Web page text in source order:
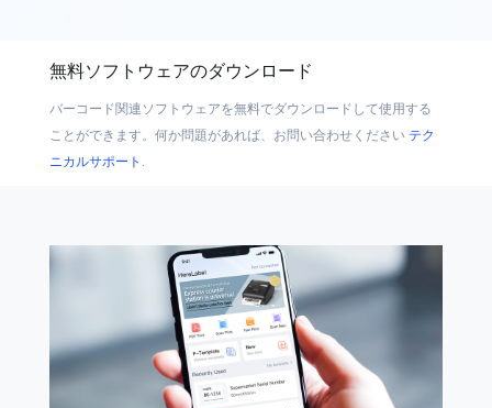
無料ソフトウェアのダウンロード
バーコード関連ソフトウェアを無料でダウンロードして使用する
ことができます。何か問題があれば、お問い合わせください テク
ニカルサポート .